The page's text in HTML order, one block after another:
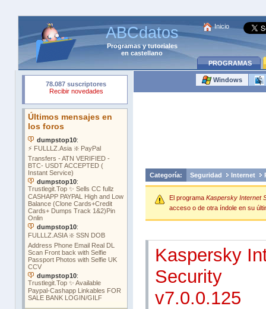
ABCdatos
Programasytutoriales
en castellano
Inicio
PROGRAMAS
Windows
Categoría: Seguridad Internet
El programa Kaspersky Internet
acceso o de otra índole en su
Kaspersky
Security
v7.0.0.125